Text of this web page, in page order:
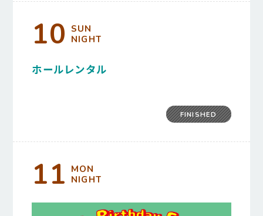
10 SUN
NIGHT
ホールレンタル
FINISHED
11 MON
NIGHT